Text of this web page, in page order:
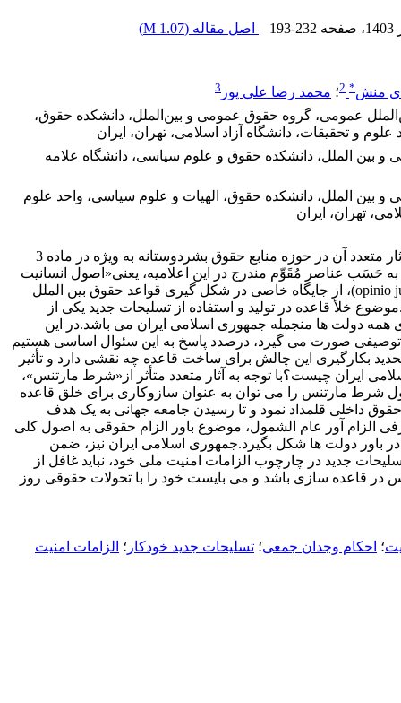
، صفحه 193-232 اصل مقاله (1.07 M
)
منش*
2؛ محمد رضا علی پور 3
عمومی، گروه حقوق عمومی و بین‌الملل، دانشکده حقوق،
و تحقیقات، دانشگاه آزاد اسلامی، تهران، ایران
و بین الملل، دانشکده حقوق و علوم سیاسی، دانشگاه علامه
و بین الملل، دانشکده حقوق، الهیات و علوم سیاسی، واحد علوم
تهران، ایران
«شرط مارتنس»که تجلّی و آثار متعدد آن در حوزه منابع حقوق بشردوستانه به ویژه در ماده 3
حَسَب عناصر مُقَوِّم مندرج در این اعلامیه، یعنی«اصول انسانیت
و احکام وجدان جمعی»یا(opinio juris)، از جایگاه خاصی در شکل گیری قواعد حقوق بین الملل
خلأ قاعده در تولید و استفاده از تسلیحات جدید یکی از
دولت ها منجمله جمهوری اسلامی ایران می باشد.در این
صورت می گیرد، درصدد پاسخ به این سئوال اساسی هستیم
بکارگیری این چالش برای ساخت قاعده چه نقشی دارد و تأثیر
ایران چیست؟با توجه به آثار متعدد متأثر از«شرط مارتنس»،
شرط مارتنس را می توان به عنوان سازوکاری برای خلق قاعده
داخلی قلمداد نمود و تا رسیدن جامعه جهانی به یک هدف
الزام آور عام الشمول، موضوع باور الزام حقوقی به اصول کلی
در باور دولت ها شکل بگیرد.جمهوری اسلامی ایران نیز، ضمن
جدید در چارچوب الزامات امنیت ملی خود، نباید غافل از
در قاعده سازی باشد و می بایست خود را با تحولات حقوقی روز
؛ احکام وجدان جمعی؛ تسلیحات جدید خودکار ؛ الزامات امنیت